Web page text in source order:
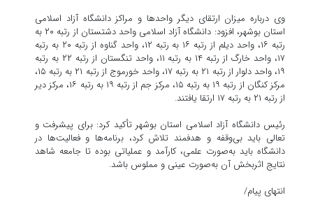
وی درباره میزان ارتقای دیگر واحد‌ها و مراکز دانشگاه آزاد اسلامی
استان بوشهر، افزود: دانشگاه آزاد اسلامی واحد دشتستان از رتبه ۲۰ به
رتبه ۱۶، واحد دیلم از رتبه ۱۶ به رتبه ۱۲، واحد گناوه از رتبه ۲۰ به رتبه
۱۷، واحد خارگ از رتبه ۱۴ به رتبه ۱۱، واحد تنگستان از رتبه ۲۲ به رتبه
۱۹، واحد دلوار از رتبه ۲۱ به رتبه ۱۷، واحد خورموج از رتبه ۲۱ به رتبه ۱۵،
مرکز کنگان از رتبه ۱۹ به رتبه ۱۵، مرکز جم از رتبه ۱۹ به رتبه ۱۶، مرکز دیر
از رتبه ۲۱ به رتبه ۱۷ ارتقا یافتند.
رئیس دانشگاه آزاد اسلامی استان بوشهر تأکید کرد: برای پیشرفت و
تعالی باید بی‌وقفه و هدفمند تلاش کرد، برنامه‌ها و فعالیت‌ها در
دانشگاه باید به‌صورت علمی، کارآمد و عملیاتی بوده تا جامعه شاهد
نتایج اثربخش آن به‌صورت عینی و مملوس باشد.
انتهای پیام/